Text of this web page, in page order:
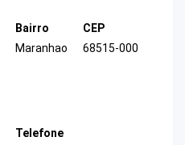
Bairro
Maranhao
CEP
68515-000
Telefone